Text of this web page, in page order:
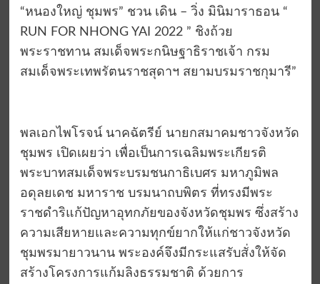
“หนองใหญ่ ชุมพร” ชวน เดิน – วิ่ง มินิมาราธอน “
RUN FOR NHONG YAI 2022 ” ชิงถ้วย
พระราชทาน สมเด็จพระกนิษฐาธิราชเจ้า กรม
สมเด็จพระเทพรัตนราชสุดาฯ สยามบรมราชกุมารี”
พลเอกไพโรจน์ นาคฉัตรีย์ นายกสมาคมชาวจังหวัด
ชุมพร เปิดเผยว่า เพื่อเป็นการเฉลิมพระเกียรติ
พระบาทสมเด็จพระบรมชนกาธิเบศร มหาภูมิพล
อดุลยเดช มหาราช บรมนาถบพิตร ที่ทรงมีพระ
ราชดำริแก้ปัญหาอุทกภัยของจังหวัดชุมพร ซึ่งสร้าง
ความเสียหายและความทุกข์ยากให้แก่ชาวจังหวัด
ชุมพรมายาวนาน พระองค์จึงมีกระแสรับสั่งให้จัด
สร้างโครงการแก้มลิงธรรมชาติ ด้วยการ